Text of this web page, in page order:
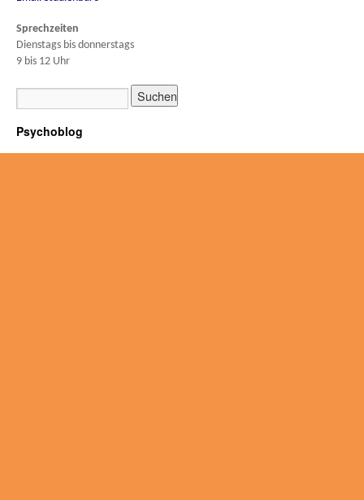
Sprechzeiten
Dienstags bis donnerstags
9 bis 12 Uhr
Psychoblog